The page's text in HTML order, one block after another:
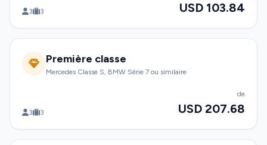
3 3 USD 103.84
Première classe
Mercedes Classe S, BMW Série 7 ou similaire
3 3
de
USD 207.68